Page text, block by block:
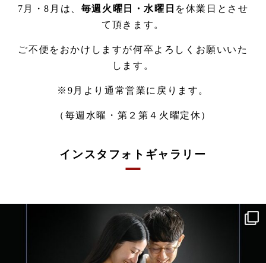
7月・8月は、 毎週火曜日・水曜日 を休業日とさせ
て頂きます。
ご不便をおかけしますが何卒よろしくお願いいた
します。
※9月より通常営業に戻ります。
（毎週水曜・第２第４火曜定休）
インスタフォトギャラリー